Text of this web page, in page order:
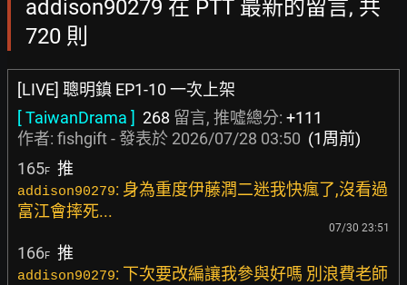
addison90279 在 PTT 最新的留言, 共
720 則
[LIVE] 聰明鎮 EP1-10 一次上架
[ TaiwanDrama ] 268 留言, 推噓總分: +111
作者: fishgift- 發表於 2026/07/28 03:50 (1周前)
165F 推
addison90279: 身為重度伊藤潤二迷我快瘋了,沒看過
富江會摔死...
07/30 23:51
166F 推
addison90279: 下次要改編讓我參與好嗎 別浪費老師